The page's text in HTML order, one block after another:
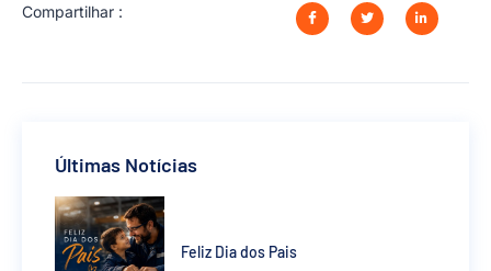
Compartilhar :
Últimas Notícias
Feliz Dia dos Pais